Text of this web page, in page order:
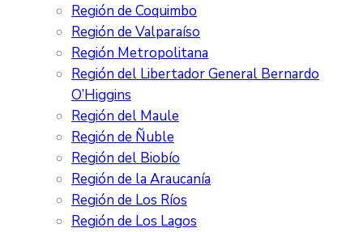
Región de Coquimbo
Región de Valparaíso
Región Metropolitana
Región del Libertador General Bernardo
O’Higgins
Región del Maule
Región de Ñuble
Región del Biobío
Región de la Araucanía
Región de Los Ríos
Región de Los Lagos